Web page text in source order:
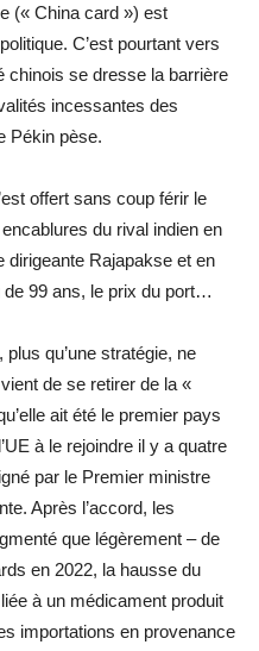
(« China card ») est
C’est pourtant vers
chinois se dresse la barrière
incessantes des
Pékin pèse.
offert sans coup férir le
du rival indien en
dirigeante Rajapakse et en
de 99 ans, le prix du port…
qu’une stratégie, ne
de se retirer de la «
ait été le premier pays
à le rejoindre il y a quatre
par le Premier ministre
Après l’accord, les
que légèrement – de
en 2022, la hausse du
à un médicament produit
importations en provenance